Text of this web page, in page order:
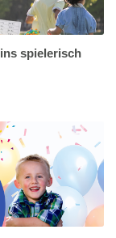
spielerisch